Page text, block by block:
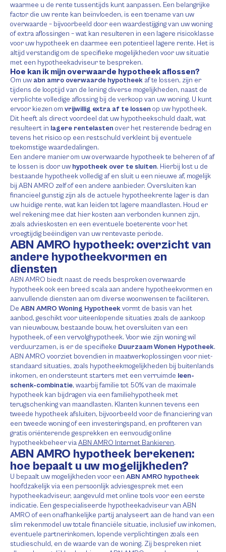
waarmee u de rente tussentijds kunt aanpassen. Een belangrijke
factor die uw rente kan beïnvloeden, is een toename van uw
overwaarde – bijvoorbeeld door een waardestijging van uw woning
of extra aflossingen – wat kan resulteren in een lagere risicoklasse
voor uw hypotheek en daarmee een potentieel lagere rente. Het is
altijd verstandig om de specifieke mogelijkheden voor uw situatie
met een hypotheekadviseur te bespreken.
Hoe kan ik mijn overwaarde hypotheek aflossen?
Om uw abn amro overwaarde hypotheek af te lossen, zijn er
tijdens de looptijd van de lening diverse mogelijkheden, naast de
verplichte volledige aflossing bij de verkoop van uw woning. U kunt
ervoor kiezen om vrijwillig extra af te lossen op uw hypotheek.
Dit heeft als direct voordeel dat uw hypotheekschuld daalt, wat
resulteert in lagere rentelasten over het resterende bedrag en
tevens het risico op een restschuld verkleint bij eventuele
toekomstige waardedalingen.
Een andere manier om uw overwaarde hypotheek te beheren of af
te lossen is door uw hypotheek over te sluiten. Hierbij lost u de
bestaande hypotheek volledig af en sluit u een nieuwe af, mogelijk
bij ABN AMRO zelf of een andere aanbieder. Oversluiten kan
financieel gunstig zijn als de actuele hypotheekrente lager is dan
uw huidige rente, wat kan leiden tot lagere maandlasten. Houd er
wel rekening mee dat hier kosten aan verbonden kunnen zijn,
zoals advieskosten en een eventuele boeterente voor het
vroegtijdig beëindigen van uw rentevaste periode.
ABN AMRO hypotheek: overzicht van
andere hypotheekvormen en
diensten
ABN AMRO biedt naast de reeds besproken overwaarde
hypotheek ook een breed scala aan andere hypotheekvormen en
aanvullende diensten aan om diverse woonwensen te faciliteren.
De ABN AMRO Woning Hypotheekvormt de basis van het
aanbod, geschikt voor uiteenlopende situaties zoals de aankoop
van nieuwbouw, bestaande bouw, het oversluiten van een
hypotheek, of een vervolghypotheek. Voor wie zijn woning wil
verduurzamen, is er de specifieke Duurzaam Wonen Hypotheek.
ABN AMRO voorziet bovendien in maatwerkoplossingen voor niet-
standaard situaties, zoals hypotheekmogelijkheden bij buitenlands
inkomen, en ondersteunt starters met een verruimde leen-
schenk-combinatie, waarbij familie tot 50% van de maximale
hypotheek kan bijdragen via een familiehypotheek met
terugschenking van maandlasten. Klanten kunnen tevens een
tweede hypotheek afsluiten, bijvoorbeeld voor de financiering van
een tweede woning of een investeringspand, en profiteren van
gratis oriënterende gesprekken en eenvoudig online
hypotheekbeheer viaABN AMRO Internet Bankieren.
ABN AMRO hypotheek berekenen:
hoe bepaalt u uw mogelijkheden?
U bepaalt uw mogelijkheden voor een ABN AMRO hypotheek
hoofdzakelijk via een persoonlijk adviesgesprek met een
hypotheekadviseur, aangevuld met online tools voor een eerste
indicatie. Een gespecialiseerde hypotheekadviseur van ABN
AMRO of een onafhankelijke partij analyseert aan de hand van een
slim rekenmodel uw totale financiële situatie, inclusief uw inkomen,
eventuele partnerinkomen, lopende verplichtingen zoals een
studieschuld, en de waarde van de woning. Zij bespreken niet